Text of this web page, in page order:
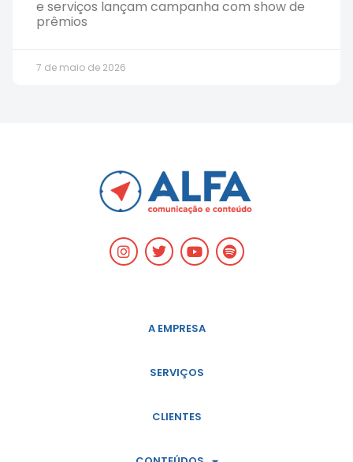
e serviços lançam campanha com show de
prêmios
7 de maio de 2026
A EMPRESA
SERVIÇOS
CLIENTES